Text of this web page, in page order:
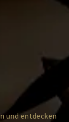
und entdecken